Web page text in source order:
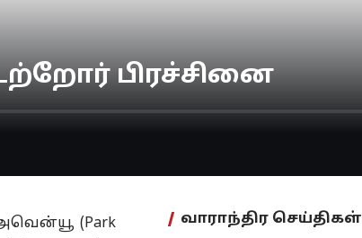
பிரச்சினை
(Park
வாராந்திர செய்திகள்